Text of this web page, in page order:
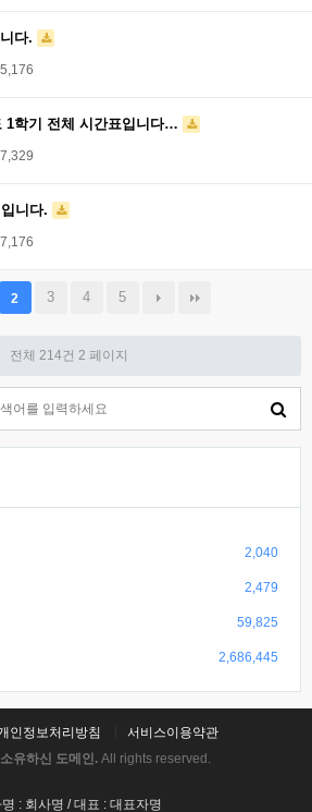
다.
5,176
1학기 전체 시간표입니다…
7,329
니다.
7,176
2 3 4 5
전체 214건 2 페이지
2,040
2,479
59,825
2,686,445
인정보처리방침
서비스이용약관
소유하신 도메인. All rights reserved.
: 회사명 / 대표 : 대표자명